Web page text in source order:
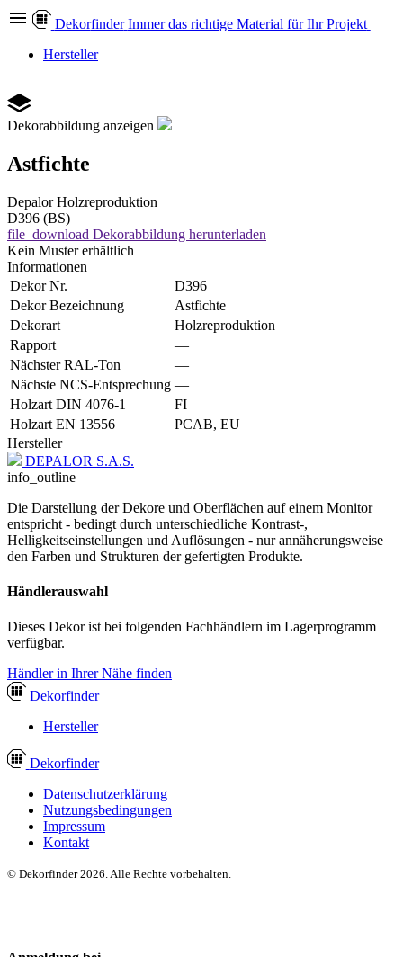
Dekorfinder Immer das richtige Material für Ihr Projekt
Hersteller
Dekorabbildung anzeigen
Astfichte
Depalor Holzreproduktion
D396 (BS)
file_download Dekorabbildung herunterladen
Kein Muster erhältlich
Informationen
Dekor Nr.
D396
Dekor Bezeichnung
Astfichte
Dekorart
Holzreproduktion
Rapport
—
Nächster RAL-Ton
—
Nächste NCS-Entsprechung —
Holzart DIN 4076-1
FI
Holzart EN 13556
PCAB, EU
Hersteller
DEPALOR S.A.S.
info_outline
Die Darstellung der Dekore und Oberflächen auf einem Monitor
entspricht - bedingt durch unterschiedliche Kontrast-,
Helligkeitseinstellungen und Auflösungen - nur annäherungsweise
den Farben und Strukturen der gefertigten Produkte.
Händlerauswahl
Dieses Dekor ist bei folgenden Fachhändlern im Lagerprogramm
verfügbar.
Händler in Ihrer Nähe finden
Dekorfinder
Hersteller
Dekorfinder
Datenschutzerklärung
Nutzungsbedingungen
Impressum
Kontakt
© Dekorfinder 2026. Alle Rechte vorbehalten.